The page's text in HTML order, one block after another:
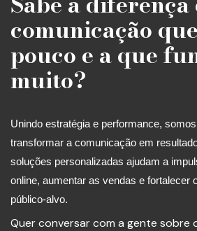
comunicação
pouco e a que
muito?
Unindo estratégia e performance,
transformar a comunicação em
soluções personalizadas ajudam a
online, aumentar as vendas e fortalecer
público-alvo.
Quer conversar com a gente sobre